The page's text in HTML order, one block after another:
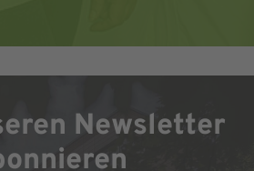
Newsletter